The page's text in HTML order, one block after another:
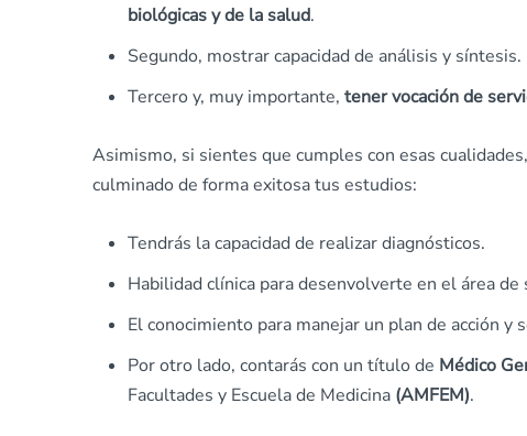
biológicas y de la salud.
Segundo, mostrar capacidad de análisis y síntesis.
Tercero y, muy importante, tener vocación de
Asimismo, si sientes que cumples con esas
culminado de forma exitosa tus estudios:
Tendrás la capacidad de realizar diagnósticos.
Habilidad clínica para desenvolverte en el área de
El conocimiento para manejar un plan de acción
Por otro lado, contarás con un título de Médico
Facultades y Escuela de Medicina (AMFEM).